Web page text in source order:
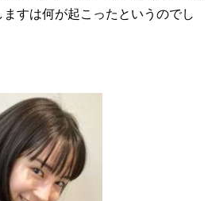
すは何が起こったというのでし